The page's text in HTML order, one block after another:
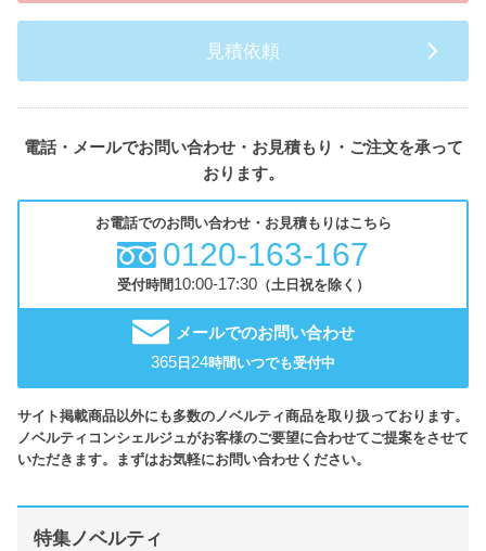
見積依頼
電話・メールでお問い合わせ・お見積もり・ご注文を承って
おります。
お電話でのお問い合わせ・お見積もりはこちら
0120-163-167
受付時間10:00-17:30（土日祝を除く）
メールでのお問い合わせ
365 日 24時間いつでも受付中
サイト掲載商品以外にも多数のノベルティ商品を取り扱っております。
ノベルティコンシェルジュがお客様のご要望に合わせてご提案をさせて
いただきます。まずはお気軽にお問い合わせください。
特集ノベルティ